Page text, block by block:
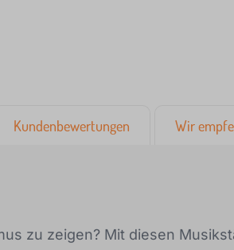
Kundenbewertungen Wir
zu zeigen? Mit diesen